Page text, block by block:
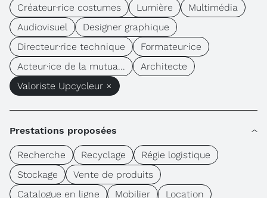
Créateur·rice costumes
Lumière
Multimédia
Audiovisuel
Designer graphique
Directeur·rice technique
Formateur·ice
Acteur·ice de la mutua...
Architecte
Valoriste Upcycleur ×
Prestations proposées
Recherche Recyclage
Régie logistique
Stockage
Vente de produits
Catalogue en ligne
Mobilier Location